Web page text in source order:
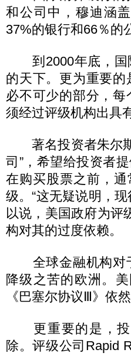
和公司中，穆迪涵
37%的银行和66％的
到2000年底，国
的天下。更为重要
必不可少的部分，
须经过评级机构出具
著名投资者朱尔斯
司”，希望给投资者
在购买股票之前，
级。“这无疑说明，
以说，美国政府为评
构对其的过度依赖。
全球金融机构对
降级之苦的欧洲。
《巴塞尔协议Ⅲ》依
更重要的是，投
除。评级公司Rapid